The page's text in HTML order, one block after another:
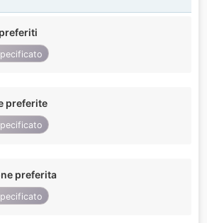
preferite
preferita